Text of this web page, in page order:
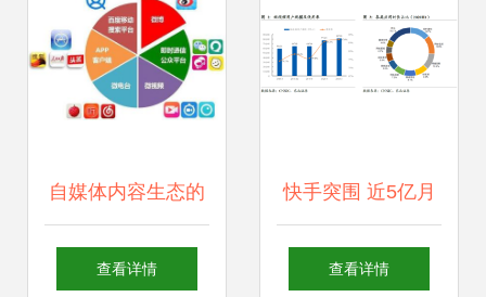
自媒体内容生态的
极致 像大海一样，
查看详情
快手突围 近5亿月
活用户的广告与电
查看详情